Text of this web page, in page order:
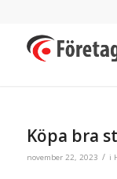
Köpa bra
november 22, 2023 / i